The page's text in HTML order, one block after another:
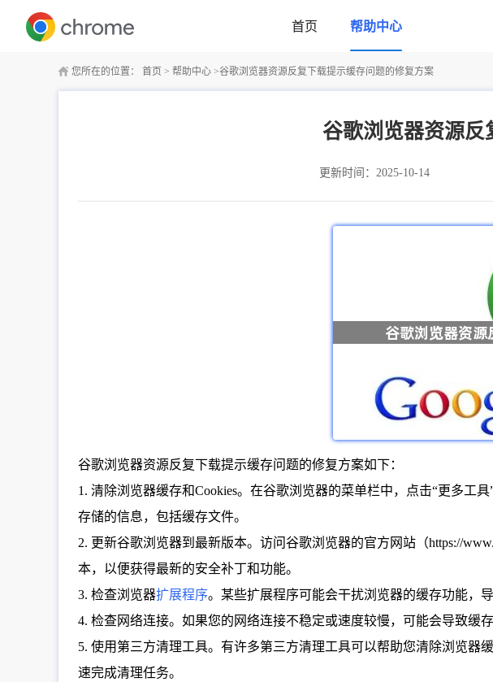
首页 帮助中心
您所在的位置： 首页 > 帮助中心 >谷歌浏览器资源反复下载提示缓存问题的修复方案
谷歌浏览器资源反
更新时间：2025-10-14
谷歌浏览器资源反复下载提示缓存问题的修复方案如下：
1. 清除浏览器缓存和Cookies。在谷歌浏览器的菜单栏中，点击“更多工
存储的信息，包括缓存文件。
2. 更新谷歌浏览器到最新版本。访问谷歌浏览器的官方网站（https://
本，以便获得最新的安全补丁和功能。
3. 检查浏览器扩展程序。某些扩展程序可能会干扰浏览器的缓存功能，
4. 检查网络连接。如果您的网络连接不稳定或速度较慢，可能会导致缓
5. 使用第三方清理工具。有许多第三方清理工具可以帮助您清除浏览器
速完成清理任务。